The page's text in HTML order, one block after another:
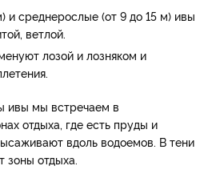
и среднерослые (от 9 до 15 м) ивы
ветлой.
лозой и лозняком и
ивы мы встречаем в
отдыха, где есть пруды и
вдоль водоемов. В тени
зоны отдыха.